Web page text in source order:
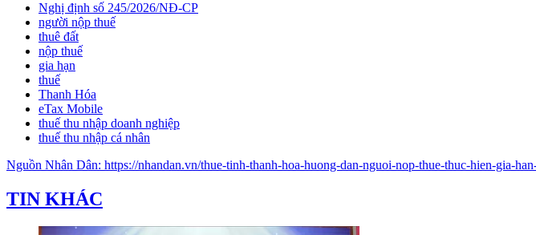
Nghị định số 245/2026/NĐ-CP
người nộp thuế
thuê đất
nộp thuế
gia hạn
thuế
Thanh Hóa
eTax Mobile
thuế thu nhập doanh nghiệp
thuế thu nhập cá nhân
Nguồn Nhân Dân: https://nhandan.vn/thue-tinh-thanh-hoa-huong-dan-nguoi-nop-thue-thuc-hien-gia-
TIN KHÁC